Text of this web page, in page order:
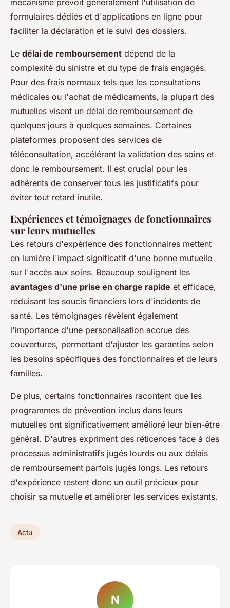
formulaires dédiés et d'applications en ligne pour
faciliter la déclaration et le suivi des dossiers.
Le délai de remboursement dépend de la
complexité du sinistre et du type de frais engagés.
Pour des frais normaux tels que les consultations
médicales ou l'achat de médicaments, la plupart des
mutuelles visent un délai de remboursement de
quelques jours à quelques semaines. Certaines
plateformes proposent des services de
téléconsultation, accélérant la validation des soins et
donc le remboursement. Il est crucial pour les
adhérents de conserver tous les justificatifs pour
éviter tout retard inutile.
Expériences et témoignages de fonctionnaires
sur leurs mutuelles
Les retours d'expérience des fonctionnaires mettent
en lumière l'impact significatif d'une bonne mutuelle
sur l'accès aux soins. Beaucoup soulignent les
avantages d'une prise en charge rapide et efficace,
réduisant les soucis financiers lors d'incidents de
santé. Les témoignages révèlent également
l'importance d'une personalisation accrue des
couvertures, permettant d'ajuster les garanties selon
les besoins spécifiques des fonctionnaires et de leurs
familles.
De plus, certains fonctionnaires racontent que les
programmes de prévention inclus dans leurs
mutuelles ont significativement amélioré leur bien-être
général. D'autres expriment des réticences face à des
processus administratifs jugés lourds ou aux délais
de remboursement parfois jugés longs. Les retours
d'expérience restent donc un outil précieux pour
choisir sa mutuelle et améliorer les services existants.
Actu
N